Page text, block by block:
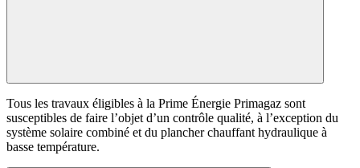
Tous les travaux éligibles à la Prime Énergie Primagaz sont
susceptibles de faire l’objet d’un contrôle qualité, à l’exception du
système solaire combiné et du plancher chauffant hydraulique à
basse température.